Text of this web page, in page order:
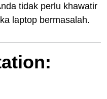
tidak perlu khawatir
laptop bermasalah.